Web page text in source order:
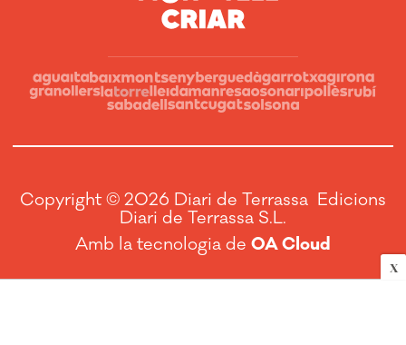
X
Copyright © 2026 Diari de Terrassa Edicions
Diari de Terrassa S.L.
Amb la tecnologia de OA Cloud